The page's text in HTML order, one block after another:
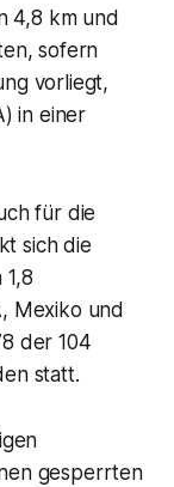
4,8 km und
sofern
vorliegt,
in einer
für die
sich die
Mexiko und
der 104
statt.
gesperrten